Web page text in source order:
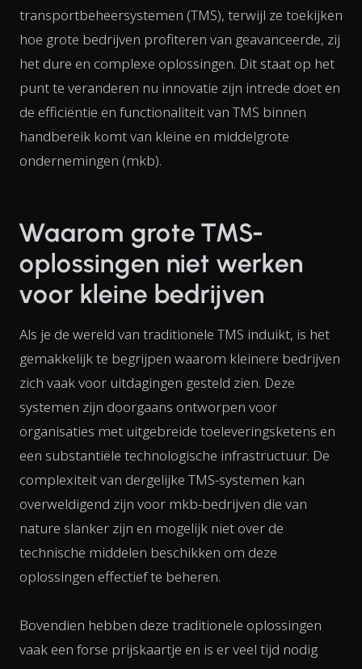
transportbeheersystemen (TMS), terwijl ze toekijken
hoe grote bedrijven profiteren van geavanceerde, zij
het dure en complexe oplossingen. Dit staat op het
punt te veranderen nu innovatie zijn intrede doet en
de efficiëntie en functionaliteit van TMS binnen
handbereik komt van kleine en middelgrote
ondernemingen (mkb).
Waarom grote TMS-
oplossingen niet werken
voor kleine bedrijven
Als je de wereld van traditionele TMS induikt, is het
gemakkelijk te begrijpen waarom kleinere bedrijven
zich vaak voor uitdagingen gesteld zien. Deze
systemen zijn doorgaans ontworpen voor
organisaties met uitgebreide toeleveringsketens en
een substantiële technologische infrastructuur. De
complexiteit van dergelijke TMS-systemen kan
overweldigend zijn voor mkb-bedrijven die van
nature slanker zijn en mogelijk niet over de
technische middelen beschikken om deze
oplossingen effectief te beheren.
Bovendien hebben deze traditionele oplossingen
vaak een forse prijskaartje en is er veel tijd nodig